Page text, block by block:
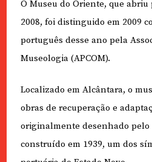
O Museu do Oriente, que abriu
2008, foi distinguido em 2009
português desse ano pela
Museologia (APCOM).
Localizado em Alcântara, o
obras de recuperação e
originalmente desenhado pelo
construído em 1939, um dos